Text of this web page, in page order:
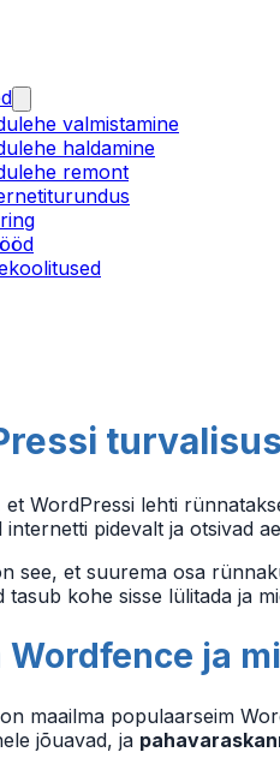
valmistamine
haldamine
remont
et WordPressi lehti
internetti pidevalt ja otsivad
see, et suurema osa
tasub kohe sisse lülitada ja
Wordfence ja
maailma populaarseim
jõuavad, ja